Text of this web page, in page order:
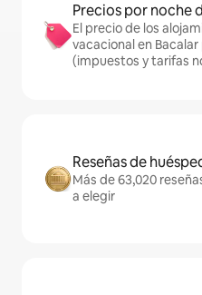
Precios por noche
El precio de los
vacacional en
(impuestos y tarifas
Reseñas de
Más de 63,020
a elegir